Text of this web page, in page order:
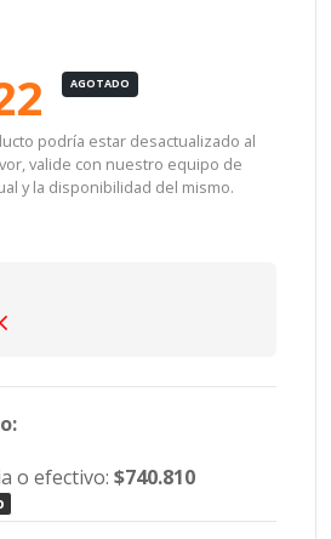
AGOTADO
podría estar desactualizado al
valide con nuestro equipo de
y la disponibilidad del mismo.
o efectivo:$740.810